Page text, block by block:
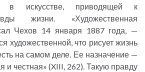
в искусстве, приводящей к
жизни. «Художественная
Чехов 14 января 1887 года, —
художественной, что рисует жизнь
на самом деле. Ее назначение —
и честная» (XIII, 262). Такую правду